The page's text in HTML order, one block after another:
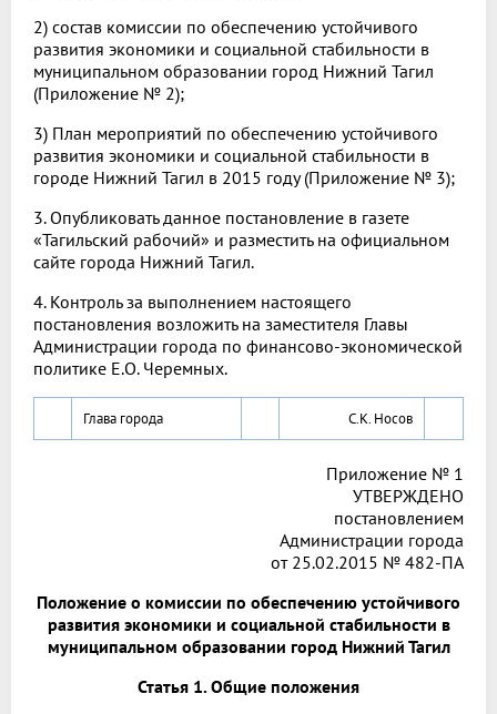
2) состав комиссии по обеспечению устойчивого
развития экономики и социальной стабильности в
муниципальном образовании город Нижний Тагил
(Приложение № 2);
3) План мероприятий по обеспечению устойчивого
развития экономики и социальной стабильности в
городе Нижний Тагил в 2015 году (Приложение № 3);
3. Опубликовать данное постановление в газете
«Тагильский рабочий» и разместить на официальном
сайте города Нижний Тагил.
4. Контроль за выполнением настоящего
постановления возложить на заместителя Главы
Администрации города по финансово-экономической
политике Е.О. Черемных.
Глава города С.К. Носов
Приложение № 1
УТВЕРЖДЕНО
постановлением
Администрации города
от 25.02.2015 № 482-ПА
Положение о комиссии по обеспечению устойчивого
развития экономики и социальной стабильности в
муниципальном образовании город Нижний Тагил
Статья 1. Общие положения